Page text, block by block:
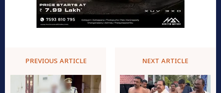
PREVIOUS ARTICLE NEXT ARTICLE